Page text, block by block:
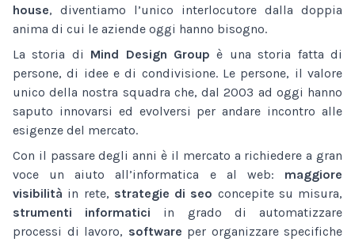
house, diventiamo l’unico interlocutore dalla doppia
anima di cui le aziende oggi hanno bisogno.
La storia di Mind Design Group è una storia fatta di
persone, di idee e di condivisione. Le persone, il valore
unico della nostra squadra che, dal 2003 ad oggi hanno
saputo innovarsi ed evolversi per andare incontro alle
esigenze del mercato.
Con il passare degli anni è il mercato a richiedere a gran
voce un aiuto all’informatica e al web: maggiore
visibilità in rete, strategie di seo concepite su misura,
strumenti informatici in grado di automatizzare
processi di lavoro, software per organizzare specifiche